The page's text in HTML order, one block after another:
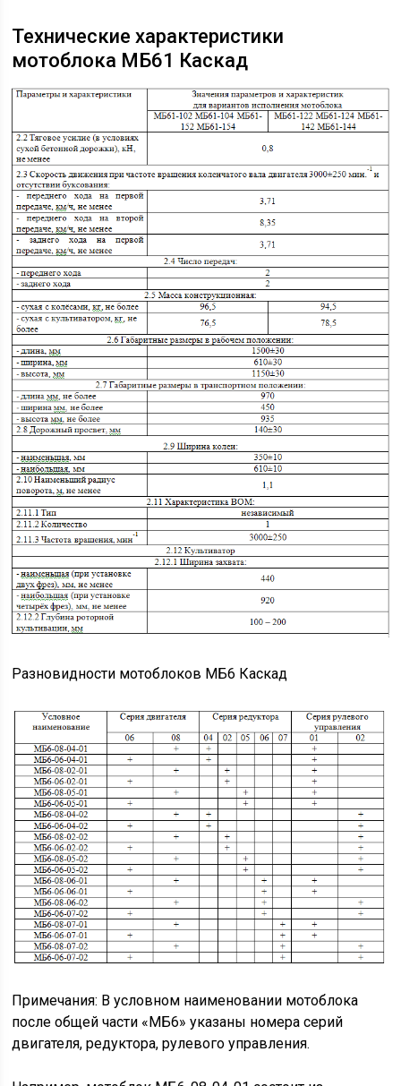
Технические характеристики
мотоблока МБ61 Каскад
Разновидности мотоблоков МБ6 Каскад
Примечания: В условном наименовании мотоблока
после общей части «МБ6» указаны номера серий
двигателя, редуктора, рулевого управления.